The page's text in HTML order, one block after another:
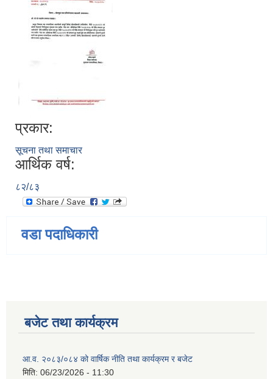
प्रकार:
सूचना तथा समाचार
आर्थिक वर्ष:
८२/८३
वडा पदाधिकारी
बजेट तथा कार्यक्रम
आ.व. २०८३/०८४ को वार्षिक नीति तथा कार्यक्रम र बजेट
मिति: 06/23/2026 - 11:30